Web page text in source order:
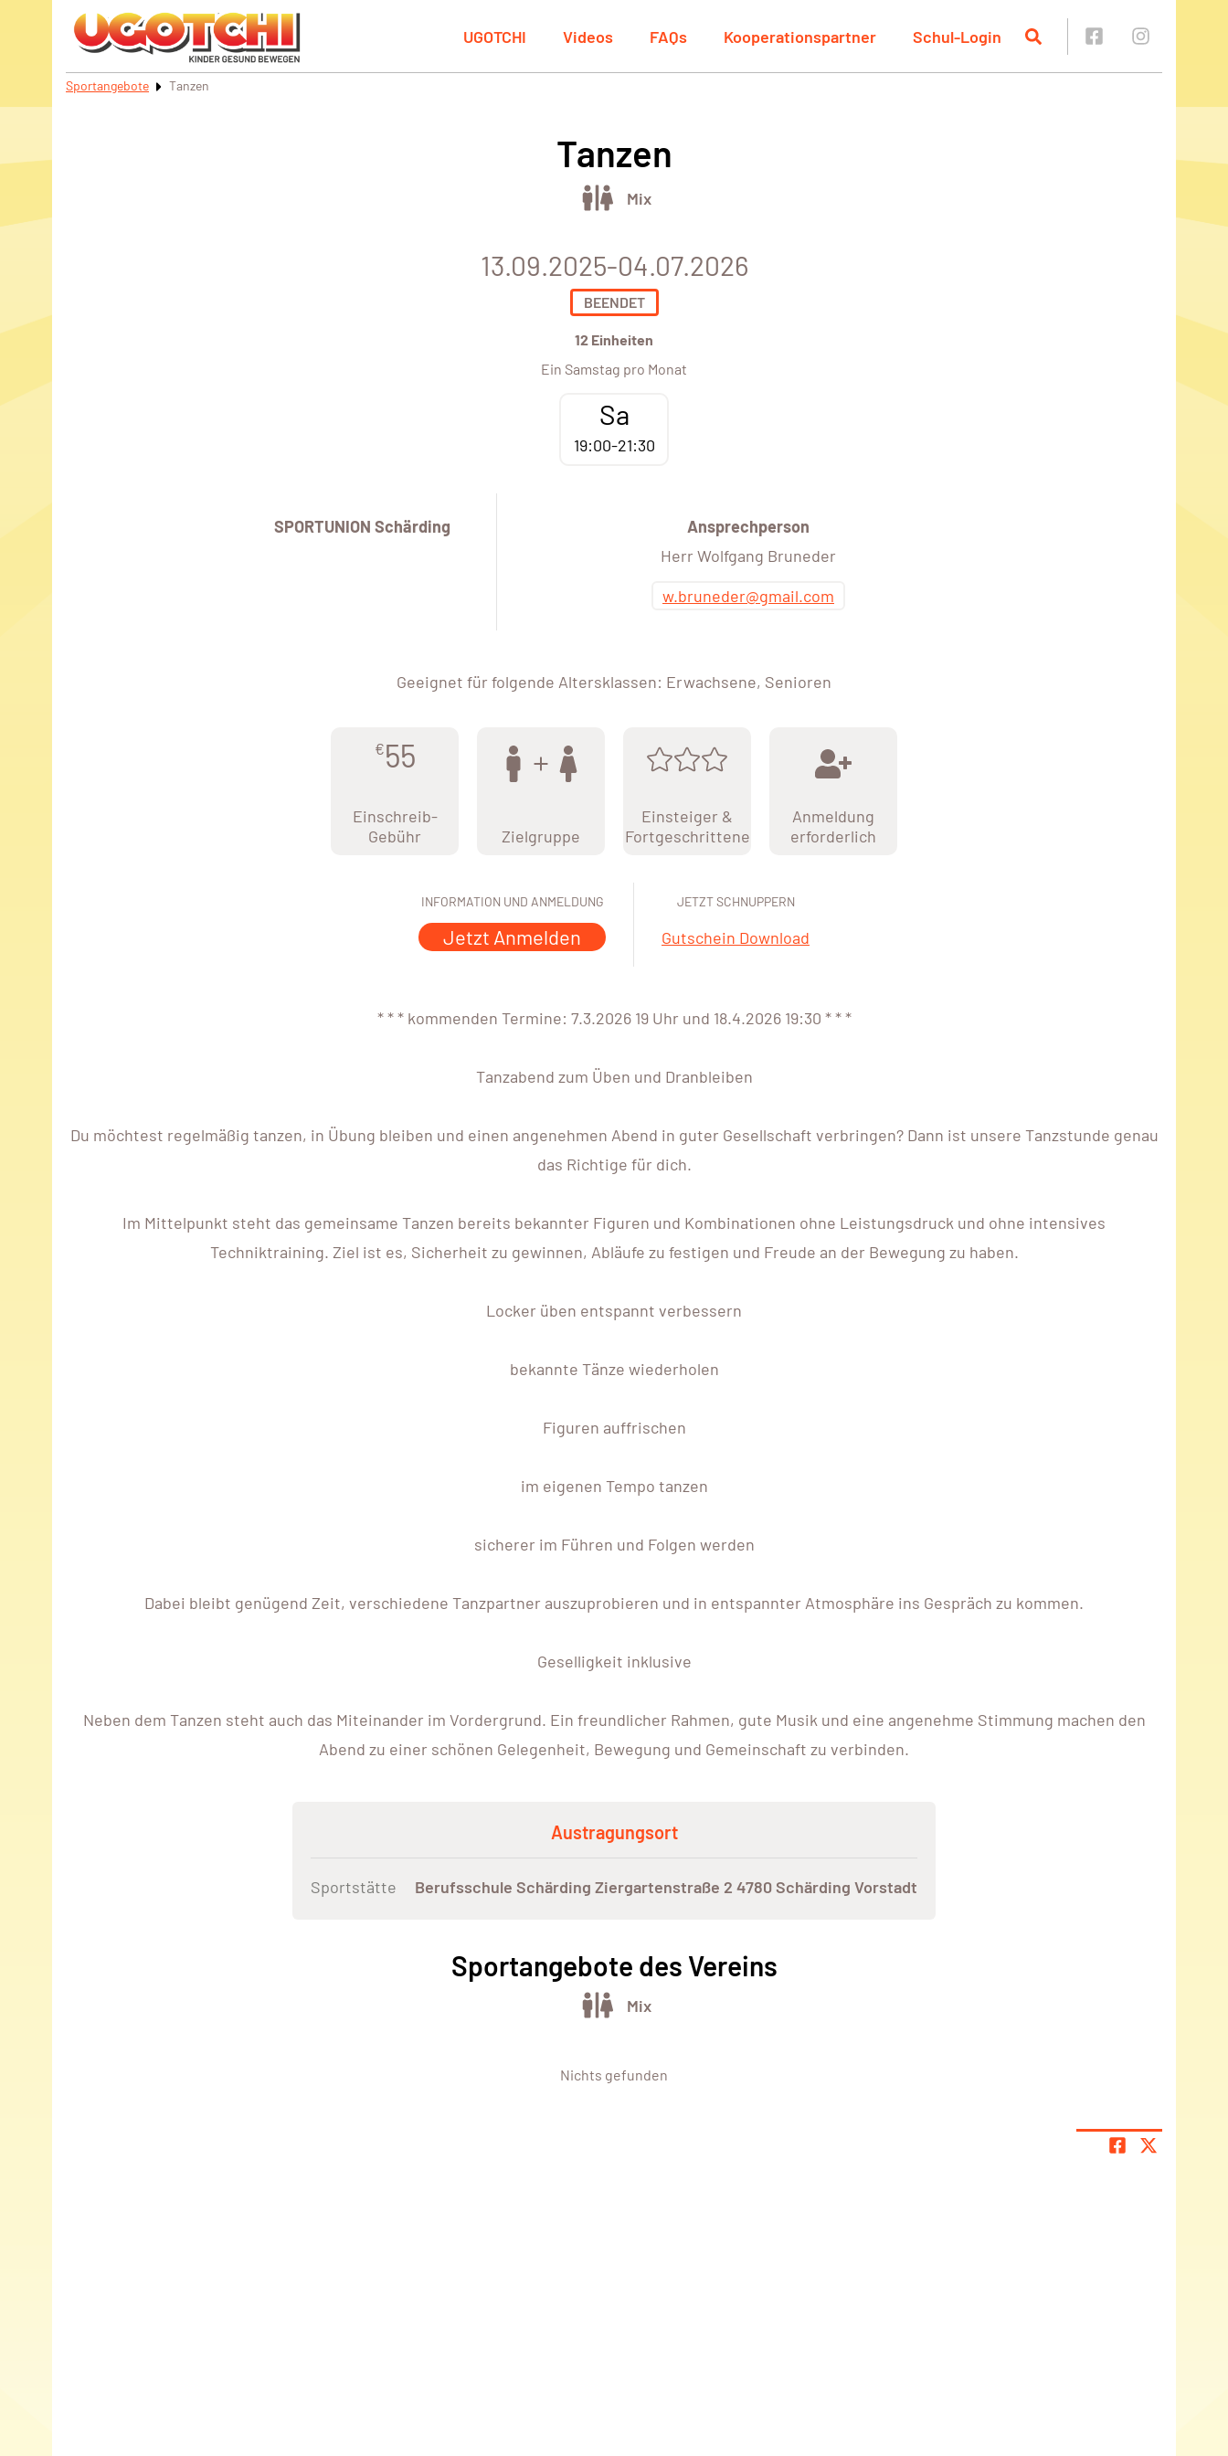
UGOTCHI Videos FAQs Kooperationspartner Schul-Login
Sportangebote Tanzen
Tanzen
Mix
13.09.2025-04.07.2026
BEENDET
12 Einheiten
Ein Samstag pro Monat
Sa
19:00-21:30
SPORTUNION Schärding
Ansprechperson
Herr Wolfgang Bruneder
w.bruneder@gmail.com
Geeignet für folgende Altersklassen: Erwachsene, Senioren
€55
Einschreib-
Gebühr
Zielgruppe
Einsteiger &
Fortgeschrittene
Anmeldung
erforderlich
INFORMATION UND ANMELDUNG
Jetzt Anmelden
JETZT SCHNUPPERN
Gutschein Download
* * * kommenden Termine: 7.3.2026 19 Uhr und 18.4.2026 19:30 * * *
Tanzabend zum Üben und Dranbleiben
Du möchtest regelmäßig tanzen, in Übung bleiben und einen angenehmen Abend in guter Gesellschaft verbringen? Dann ist unsere Tanzstunde genau
das Richtige für dich.
Im Mittelpunkt steht das gemeinsame Tanzen bereits bekannter Figuren und Kombinationen ohne Leistungsdruck und ohne intensives
Techniktraining. Ziel ist es, Sicherheit zu gewinnen, Abläufe zu festigen und Freude an der Bewegung zu haben.
Locker üben entspannt verbessern
bekannte Tänze wiederholen
Figuren auffrischen
im eigenen Tempo tanzen
sicherer im Führen und Folgen werden
Dabei bleibt genügend Zeit, verschiedene Tanzpartner auszuprobieren und in entspannter Atmosphäre ins Gespräch zu kommen.
Geselligkeit inklusive
Neben dem Tanzen steht auch das Miteinander im Vordergrund. Ein freundlicher Rahmen, gute Musik und eine angenehme Stimmung machen den
Abend zu einer schönen Gelegenheit, Bewegung und Gemeinschaft zu verbinden.
Austragungsort
Sportstätte Berufsschule Schärding Ziergartenstraße 2 4780 Schärding Vorstadt
Sportangebote des Vereins
Mix
Nichts gefunden